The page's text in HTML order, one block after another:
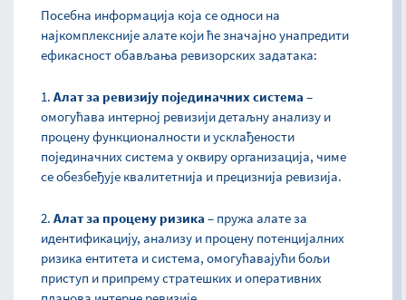
Посебна информација која се односи на
најкомплексније алате који ће значајно унапредити
ефикасност обављања ревизорских задатака:
1. Алат за ревизију појединачних система –
омогућава интерној ревизији детаљну анализу и
процену функционалности и усклађености
појединачних система у оквиру организација, чиме
се обезбеђује квалитетнија и прецизнија ревизија.
2. Алат за процену ризика – пружа алате за
идентификацију, анализу и процену потенцијалних
ризика ентитета и система, омогућавајући бољи
приступ и припрему стратешких и оперативних